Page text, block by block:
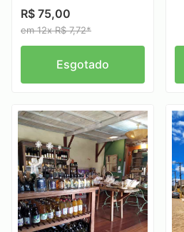
R$ 75,00
em 12x R$ 7,72*
Esgotado